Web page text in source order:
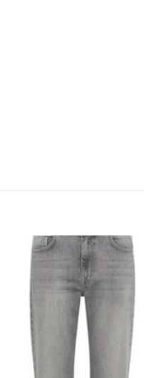
til deg! ❤️
får du 10% rabatt på din